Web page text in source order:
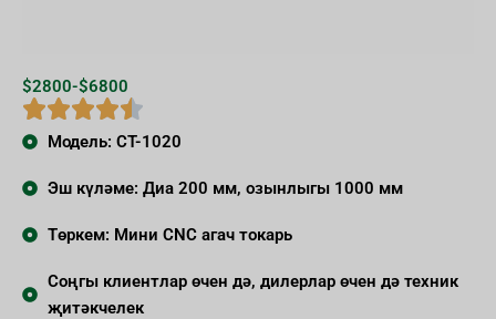
$2800-$6800
Модель: CT-1020
Эш күләме: Диа 200 мм, озынлыгы 1000 мм
Төркем: Мини CNC агач токарь
Соңгы клиентлар өчен дә, дилерлар өчен дә техник
җитәкчелек